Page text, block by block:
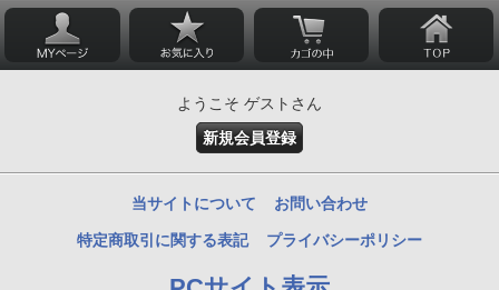
ようこそ ゲストさん
新規会員登録
当サイトについて お問い合わせ
特定商取引に関する表記 プライバシーポリシー